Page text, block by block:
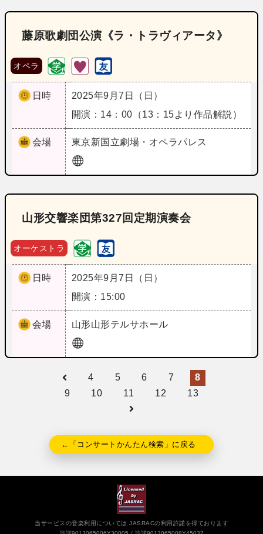
藤原歌劇団公演《ラ・トラヴィアータ》
オペラ
日時
2025年9月7日（日）
開演：14：00（13：15より作品解説）
会場 東京新国立劇場・オペラパレス
山形交響楽団第327回定期演奏会
オーケストラ
日時
2025年9月7日（日）
開演：15:00
会場 山形山形テルサホール
4 5 6 7
8
9
10 11 12 13
←「コンサートかんたん検索」に戻る
当サービスの音楽利用については JASRACの利用許諾を得ております